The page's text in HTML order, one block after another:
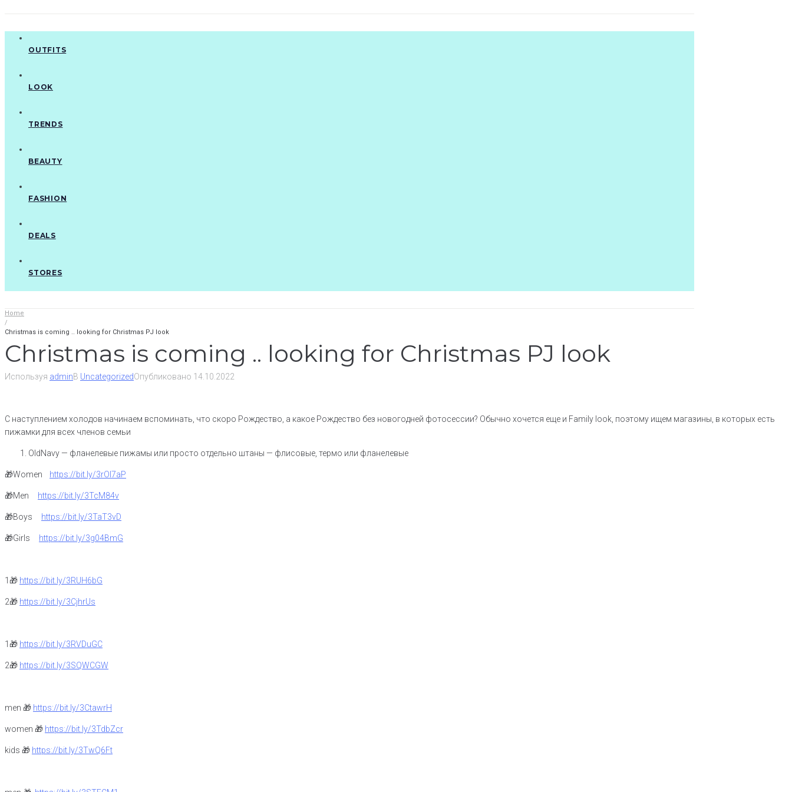
контенту
OUTFITS
LOOK
TRENDS
BEAUTY
FASHION
DEALS
STORES
Home
/
Christmas is coming .. looking for Christmas PJ look
Christmas is coming .. looking for Christmas PJ look
Используя adminВ UncategorizedОпубликовано 14.10.2022
С наступлением холодов начинаем вспоминать, что скоро Рождество, а какое Рождество без новогодней фотосессии? Обычно хочется еще и Family look, поэтому ищем магазины, в которых есть
пижамки для всех членов семьи
OldNavy — фланелевые пижамы или просто отдельно штаны — флисовые, термо или фланелевые
🎁Women https://bit.ly/3rOI7aP
🎁Men https://bit.ly/3TcM84v
🎁Boys https://bit.ly/3TaT3vD
🎁Girls https://bit.ly/3g04BmG
1🎁 https://bit.ly/3RUH6bG
2🎁 https://bit.ly/3CjhrUs
1🎁 https://bit.ly/3RVDuGC
2🎁 https://bit.ly/3SQWCGW
men 🎁 https://bit.ly/3CtawrH
women 🎁 https://bit.ly/3TdbZcr
kids 🎁 https://bit.ly/3TwQ6Ft